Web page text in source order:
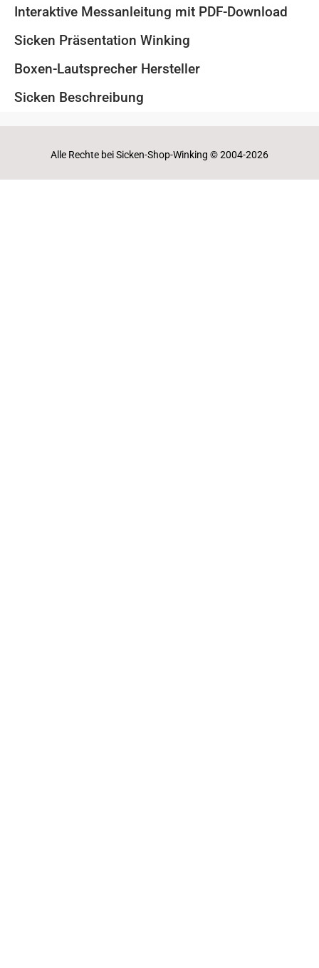
Interaktive Messanleitung mit PDF-Download
Sicken Präsentation Winking
Boxen-Lautsprecher Hersteller
Sicken Beschreibung
Alle Rechte bei Sicken-Shop-Winking © 2004-2026